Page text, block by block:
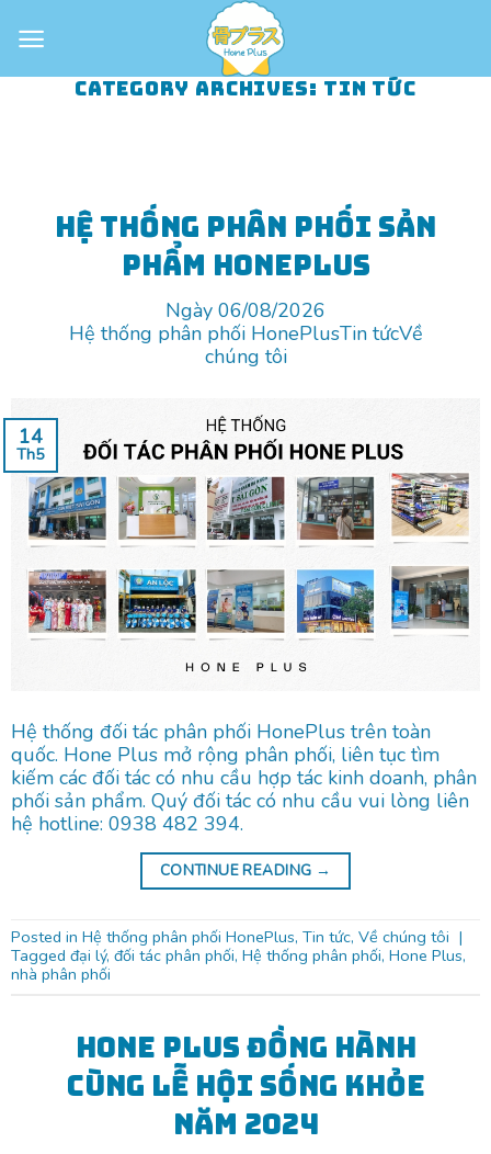
CATEGORY ARCHIVES: TIN TỨC
Hệ thống phân phối sản
phẩm HonePlus
Ngày 06/08/2026
Hệ thống phân phối HonePlusTin tứcVề
chúng tôi
14
Th5
Hệ thống đối tác phân phối HonePlus trên toàn
quốc. Hone Plus mở rộng phân phối, liên tục tìm
kiếm các đối tác có nhu cầu hợp tác kinh doanh, phân
phối sản phẩm. Quý đối tác có nhu cầu vui lòng liên
hệ hotline: 0938 482 394.
CONTINUE READING →
Posted in Hệ thống phân phối HonePlus, Tin tức, Về chúng tôi |
Tagged đại lý, đối tác phân phối, Hệ thống phân phối, Hone Plus,
nhà phân phối
Hone Plus đồng hành
cùng Lễ hội Sống khỏe
năm 2024